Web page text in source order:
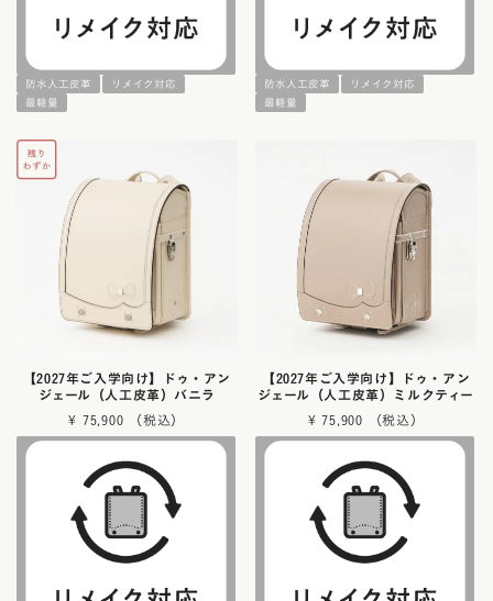
防水人工皮革
リメイク対応
最軽量
防水人工皮革
リメイク対応
最軽量
【2027年ご入学向け】ドゥ・アン
ジェール（人工皮革）バニラ
¥ 75,900
【2027年ご入学向け】ドゥ・アン
ジェール（人工皮革）ミルクティー
¥ 75,900